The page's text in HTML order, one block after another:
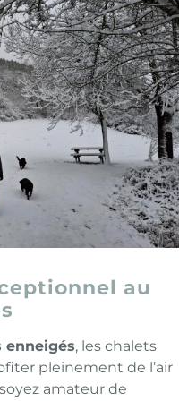
au
enneigés, les chalets
pleinement de l’air
amateur de